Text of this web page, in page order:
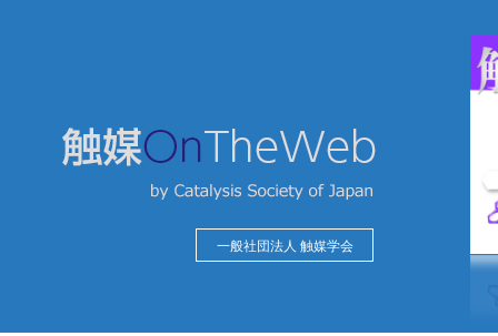
一般社団法人 触媒学会